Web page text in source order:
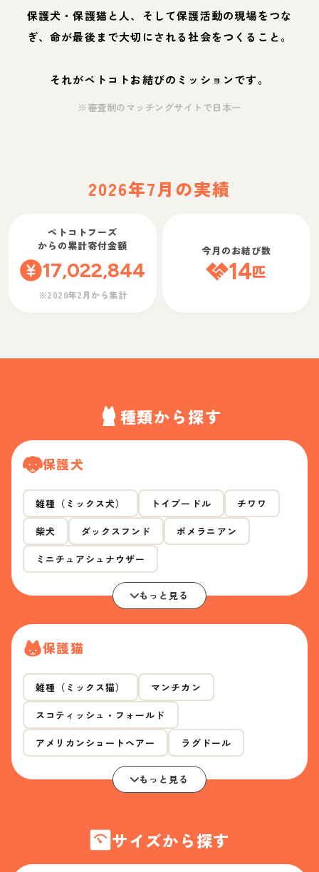
保護犬・保護猫と人、そして保護活動の現場をつな
ぎ、命が最後まで大切にされる社会をつくること。
それがペトコトお結びのミッションです。
※審査制のマッチングサイトで日本一
2026年7月の実績
ペトコトフーズ
からの累計寄付金額
17,022,844
※2020年2月から集計
今月のお結び数
14匹
種類から探す
保護犬
雑種（ミックス犬） トイプードル チワワ
柴犬 ダックスフンド ポメラニアン
ミニチュアシュナウザー
もっと見る
保護猫
雑種（ミックス猫） マンチカン
スコティッシュ・フォールド
アメリカンショートヘアー ラグドール
もっと見る
サイズから探す